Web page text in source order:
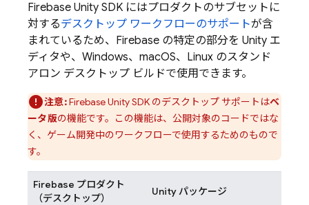
Firebase Unity SDK にはプロダクトのサブセットに
対するデスクトップ ワークフローのサポートが含
まれているため、Firebase の特定の部分を Unity エ
ディタや、Windows、macOS、Linux のスタンド
アロン デスクトップ ビルドで使用できます。
注意:FirebaseUnitySDK のデスクトップ サポートはベ
ータ版の機能です。この機能は、公開対象のコードではな
く、ゲーム開発中のワークフローで使用するためのもので
す。
Firebase プロダクト
（デスクトップ）
Unity パッケージ